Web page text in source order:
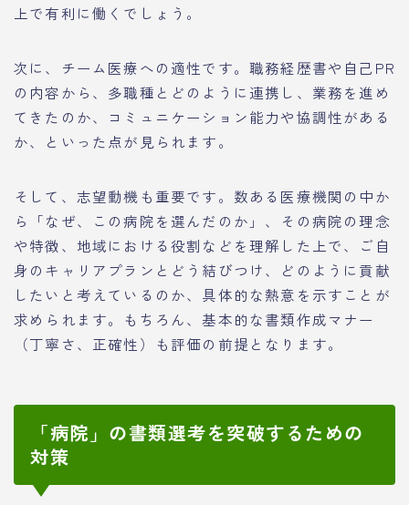
上で有利に働くでしょう。
次に、チーム医療への適性です。職務経歴書や自己PR
の内容から、多職種とどのように連携し、業務を進め
てきたのか、コミュニケーション能力や協調性がある
か、といった点が見られます。
そして、志望動機も重要です。数ある医療機関の中か
ら「なぜ、この病院を選んだのか」、その病院の理念
や特徴、地域における役割などを理解した上で、ご自
身のキャリアプランとどう結びつけ、どのように貢献
したいと考えているのか、具体的な熱意を示すことが
求められます。もちろん、基本的な書類作成マナー
（丁寧さ、正確性）も評価の前提となります。
「病院」の書類選考を突破するための
対策